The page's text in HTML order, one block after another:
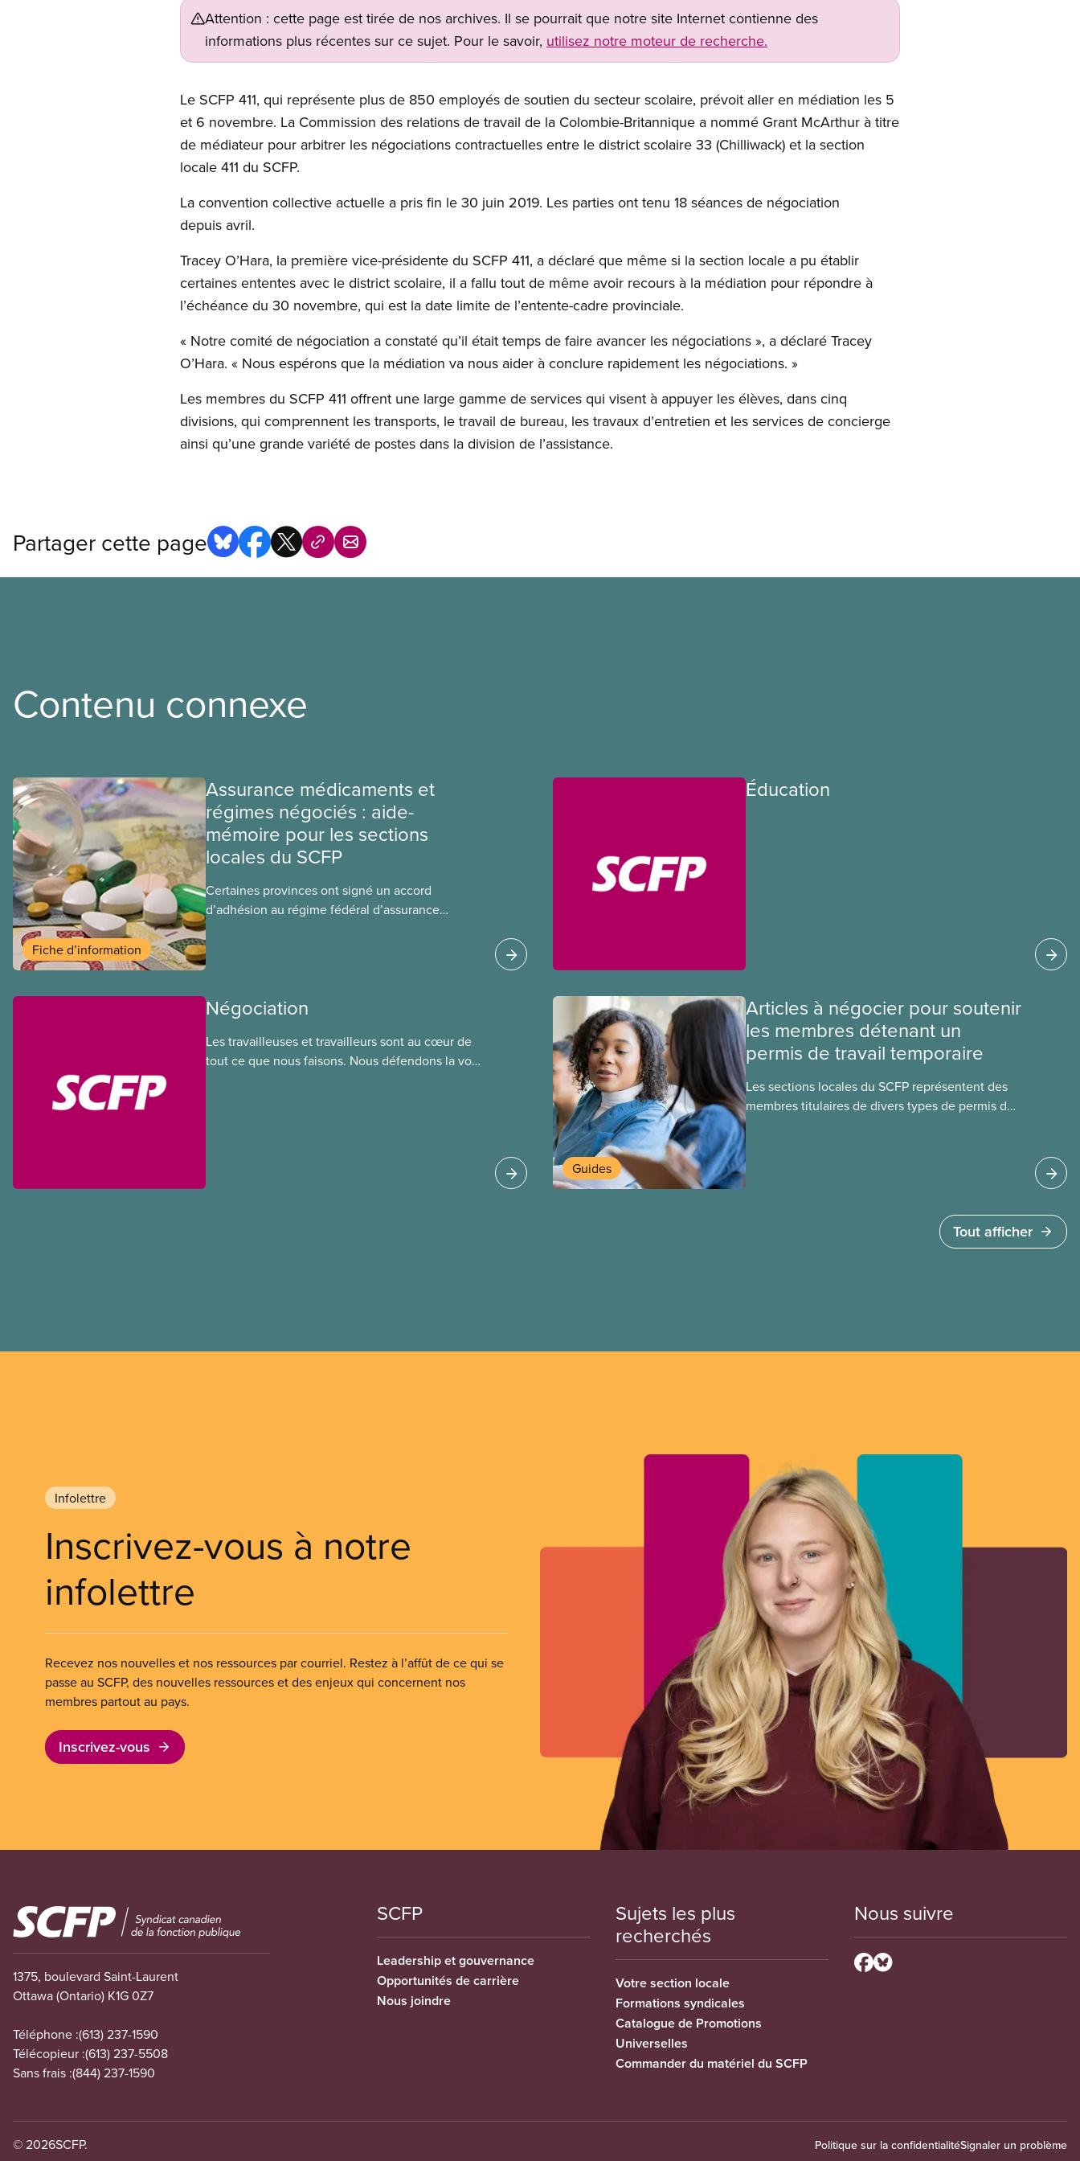
Attention : cette page est tirée de nos archives. Il se pourrait que notre site Internet contienne des
informations plus récentes sur ce sujet. Pour le savoir, utilisez notre moteur de recherche.
Le SCFP 411, qui représente plus de 850 employés de soutien du secteur scolaire, prévoit aller en médiation les 5
et 6 novembre. La Commission des relations de travail de la Colombie-Britannique a nommé Grant McArthur à titre
de médiateur pour arbitrer les négociations contractuelles entre le district scolaire 33 (Chilliwack) et la section
locale 411 du SCFP.
La convention collective actuelle a pris fin le 30 juin 2019. Les parties ont tenu 18 séances de négociation
depuis avril.
Tracey O’Hara, la première vice-présidente du SCFP 411, a déclaré que même si la section locale a pu établir
certaines ententes avec le district scolaire, il a fallu tout de même avoir recours à la médiation pour répondre à
l’échéance du 30 novembre, qui est la date limite de l’entente-cadre provinciale.
« Notre comité de négociation a constaté qu’il était temps de faire avancer les négociations », a déclaré Tracey
O’Hara. « Nous espérons que la médiation va nous aider à conclure rapidement les négociations. »
Les membres du SCFP 411 offrent une large gamme de services qui visent à appuyer les élèves, dans cinq
divisions, qui comprennent les transports, le travail de bureau, les travaux d’entretien et les services de concierge
ainsi qu’une grande variété de postes dans la division de l’assistance.
Partager cette page
Contenu connexe
Fiche d’information
Assurance médicaments et
régimes négociés : aide-
mémoire pour les sections
locales du SCFP
Certaines provinces ont signé un accord
d’adhésion au régime fédéral d’assurance
Éducation
Négociation
Les travailleuses et travailleurs sont au cœur de
tout ce que nous faisons. Nous défendons la voix
Guides
Articles à négocier pour soutenir
les membres détenant un
permis de travail temporaire
Les sections locales du SCFP représentent des
membres titulaires de divers types de permis de
Tout afficher
Infolettre
Inscrivez-vous à notre
infolettre
Recevez nos nouvelles et nos ressources par courriel. Restez à l’affût de ce qui se
passe au SCFP, des nouvelles ressources et des enjeux qui concernent nos
membres partout au pays.
Inscrivez-vous
Image
1375, boulevard Saint-Laurent
Ottawa (Ontario) K1G 0Z7
Téléphone :(613) 237-1590
Télécopieur :(613) 237-5508
Sans frais :(844) 237-1590
SCFP
Leadership et gouvernance
Opportunités de carrière
Nous joindre
Sujets les plus
recherchés
Votre section locale
Formations syndicales
Catalogue de Promotions
Universelles
Commander du matériel du SCFP
Nous suivre
© 2026SCFP. Politique sur la confidentialitéSignaler un problème